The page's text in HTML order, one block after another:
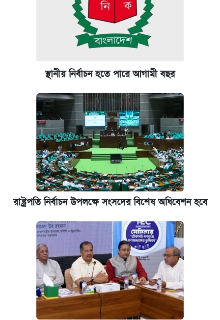
স্থানীয় নির্বাচন হতে পারে আগামী বছর
রাষ্ট্রপতি নির্বাচন উপলক্ষে সংসদের বিশেষ অধিবেশন হবে